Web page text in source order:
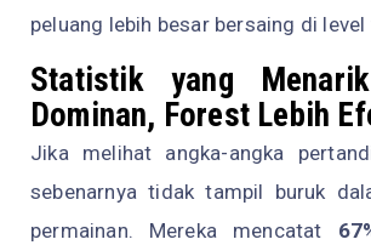
peluang lebih besar bersaing di
Statistik yang
Dominan, Forest Lebih
Jika melihat angka-angka
sebenarnya tidak tampil buruk
permainan. Mereka mencatat